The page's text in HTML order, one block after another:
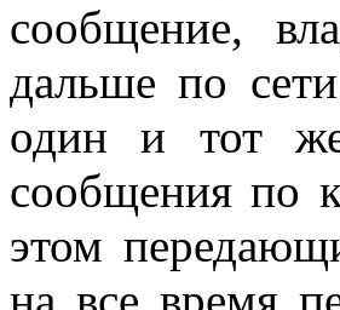
сообщение,
дальше по
один и тот
сообщения по
этом